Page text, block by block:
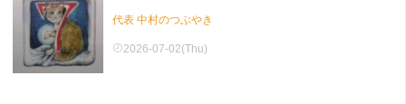
代表 中村のつぶやき
2026-07-02(Thu)